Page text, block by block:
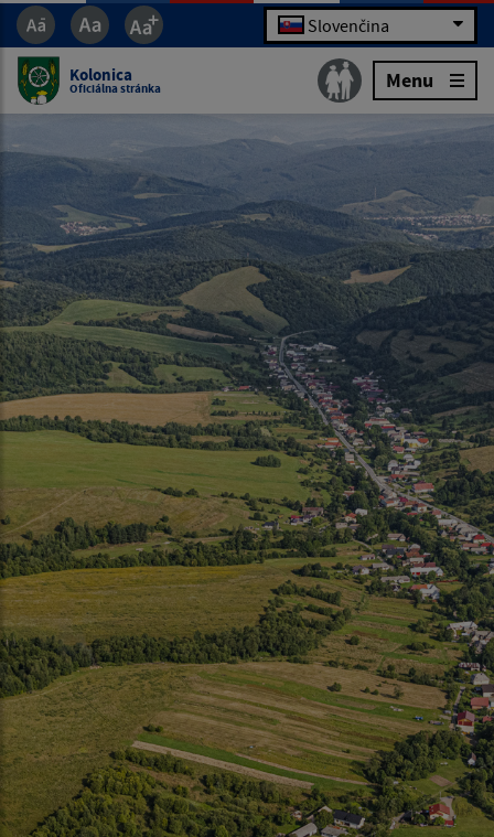
Slovenčina
Kolonica
Oficiálna stránka Menu